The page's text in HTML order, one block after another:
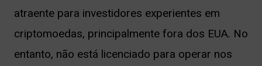
atraente para investidores experientes em
criptomoedas, principalmente fora dos EUA. No
entanto, não está licenciado para operar nos